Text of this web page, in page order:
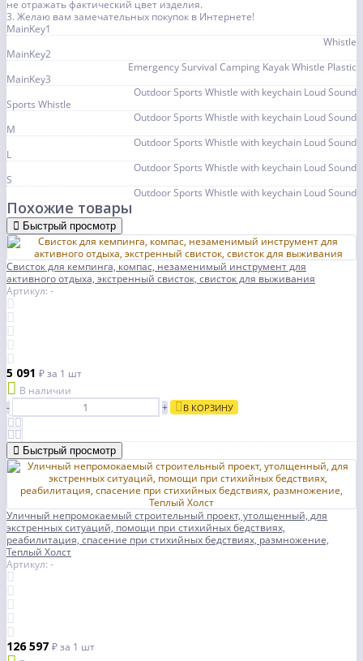
не отражать фактический цвет изделия.
3. Желаю вам замечательных покупок в Интернете!
MainKey1
Whistle
MainKey2
Emergency Survival Camping Kayak Whistle Plastic
MainKey3
Outdoor Sports Whistle with keychain Loud Sound
Sports Whistle
Outdoor Sports Whistle with keychain Loud Sound
M
Outdoor Sports Whistle with keychain Loud Sound
L
Outdoor Sports Whistle with keychain Loud Sound
S
Outdoor Sports Whistle with keychain Loud Sound
Похожие товары
Быстрый просмотр
Свисток для кемпинга, компас, незаменимый инструмент для
активного отдыха, экстренный свисток, свисток для выживания
Артикул: -
5 091 ₽за 1 шт
В наличии
-
+ В КОРЗИНУ
Быстрый просмотр
Уличный непромокаемый строительный проект, утолщенный, для
экстренных ситуаций, помощи при стихийных бедствиях,
реабилитация, спасение при стихийных бедствиях, размножение,
Теплый Холст
Артикул: -
126 597 ₽за 1 шт